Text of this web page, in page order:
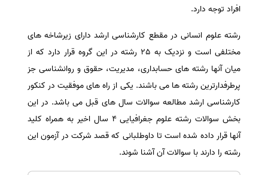
سفارش چکیده گرافیکی
سفارش انگیزه‌نامه‌SOP
افراد توجه دارد.
رشته علوم انسانی در مقطع کارشناسی ارشد دارای زیرشاخه های
مختلفی است و نزدیک به 25 رشته در این گروه قرار دارد که از
میان آنها رشته های حسابداری، مدیریت، حقوق و روانشناسی جز
پرطرفدارترین رشته ها می باشند. یکی از راه های موفقیت در کنکور
کارشناسی ارشد مطالعه سوالات سال های قبل می باشد. در این
بخش سوالات رشته علوم جغرافیایی 4 سال اخیر به همراه کلید
آنها قرار داده شده است تا داوطلبانی که قصد شرکت در آزمون این
رشته را دارند با سوالات آن آشنا شوند.